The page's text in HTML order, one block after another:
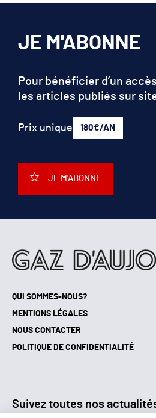
QUI SOMMES-NOUS?
MENTIONS LÉGALES
NOUS CONTACTER
POLITIQUE DE CONFIDENTIALITÉ
Suivez toutes nos
JE M'ABONNE
Pour bénéficier d’un
les articles publiés sur
Prix unique 180€/AN
JE M'ABONNE